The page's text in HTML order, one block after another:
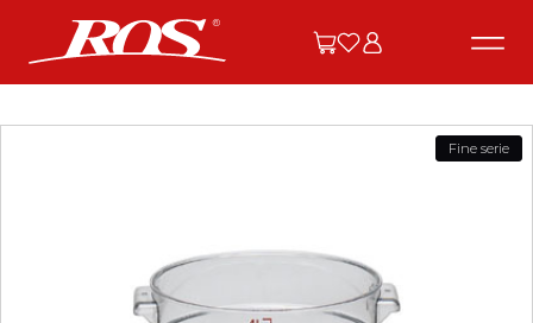
Fine serie